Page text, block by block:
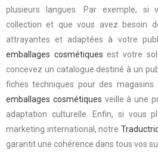
plusieurs langues. Par exemple, si
collection et que vous avez besoin
attrayantes et adaptées à votre
emballages cosmétiques est votre
concevez un catalogue destiné à un
fiches techniques pour des magasins
emballages cosmétiques veille à une
adaptation culturelle. Enfin, si vous
marketing international, notre
garantit une cohérence dans tous vos